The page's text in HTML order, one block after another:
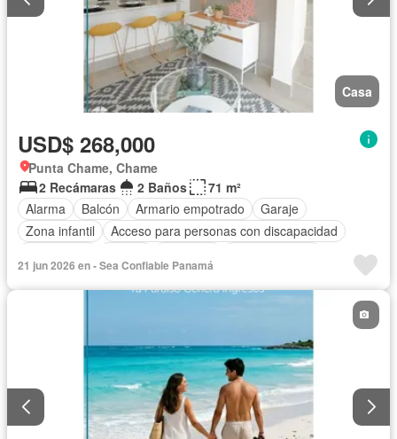
Casa
USD$ 268,000
Punta Chame, Chame
2 Recámaras
2 Baños
71 m²
Alarma
Balcón Armario empotrado
Garaje
Zona infantil
Acceso para personas con discapacidad
Gas natural
Vista panorámica
21 jun 2026 en - Sea Confiable Panamá